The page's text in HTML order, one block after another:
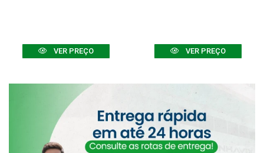
VER PREÇO VER PREÇO